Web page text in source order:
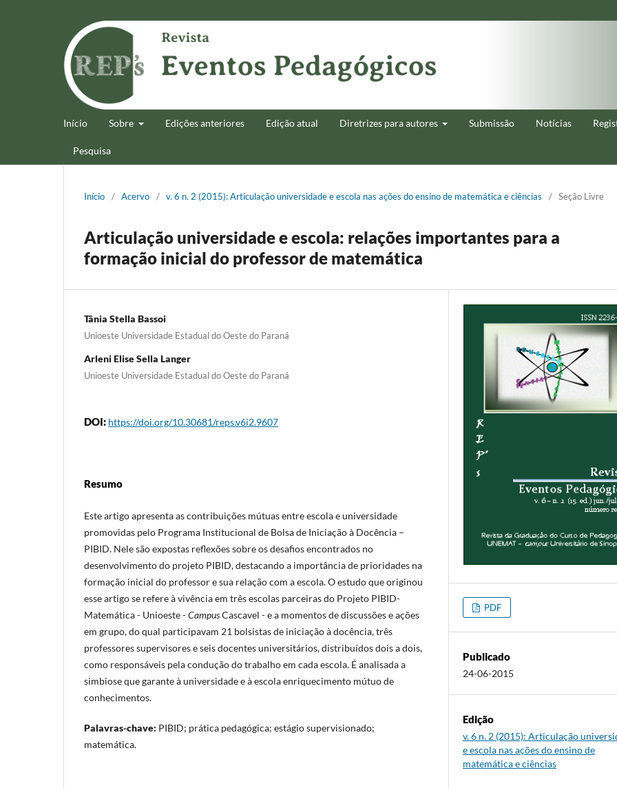
Início Sobre Edições anteriores Edição atual Diretrizes para autores Submissão Notícias
Pesquisa
Início / Acervo / v. 6 n. 2 (2015): Articulação universidade e escola nas ações do ensino de matemática e ciências / Seção Livre
Articulação universidade e escola: relações importantes para a
formação inicial do professor de matemática
Tânia Stella Bassoi
Unioeste Universidade Estadual do Oeste do Paraná
Arleni Elise Sella Langer
Unioeste Universidade Estadual do Oeste do Paraná
DOI: https://doi.org/10.30681/reps.v6i2.9607
Resumo
Este artigo apresenta as contribuições mútuas entre escola e universidade
promovidas pelo Programa Institucional de Bolsa de Iniciação à Docência –
PIBID. Nele são expostas reflexões sobre os desafios encontrados no
desenvolvimento do projeto PIBID, destacando a importância de prioridades na
formação inicial do professor e sua relação com a escola. O estudo que originou
esse artigo se refere à vivência em três escolas parceiras do Projeto PIBID-
Matemática - Unioeste -CampusCascavel - e a momentos de discussões e ações
em grupo, do qual participavam 21 bolsistas de iniciação à docência, três
professores supervisores e seis docentes universitários, distribuídos dois a dois,
como responsáveis pela condução do trabalho em cada escola. É analisada a
simbiose que garante à universidade e à escola enriquecimento mútuo de
conhecimentos.
Palavras-chave: PIBID; prática pedagógica; estágio supervisionado;
matemática.
PDF
Publicado
24-06-2015
Edição
v. 6 n. 2 (2015): Articulação
e escola nas ações do ensino de
matemática e ciências